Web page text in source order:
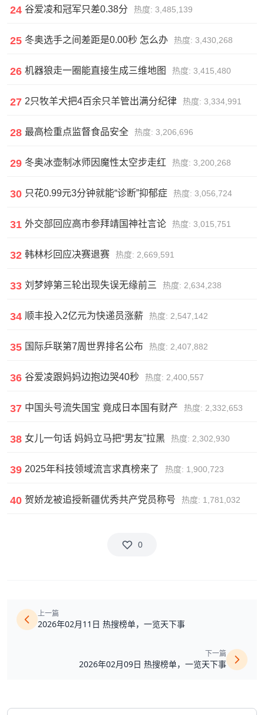
24 谷爱凌和冠军只差0.38分 热度: 3,485,139
25 冬奥选手之间差距是0.00秒 怎么办 热度: 3,430,268
26 机器狼走一圈能直接生成三维地图 热度: 3,415,480
27 2只牧羊犬把4百余只羊管出满分纪律 热度: 3,334,991
28 最高检重点监督食品安全 热度: 3,206,696
29 冬奥冰壶制冰师因魔性太空步走红 热度: 3,200,268
30 只花0.99元3分钟就能“诊断”抑郁症 热度: 3,056,724
31 外交部回应高市参拜靖国神社言论 热度: 3,015,751
32 韩林杉回应决赛退赛 热度: 2,669,591
33 刘梦婷第三轮出现失误无缘前三 热度: 2,634,238
34 顺丰投入2亿元为快递员涨薪 热度: 2,547,142
35 国际乒联第7周世界排名公布 热度: 2,407,882
36 谷爱凌跟妈妈边抱边哭40秒 热度: 2,400,557
37 中国头号流失国宝 竟成日本国有财产 热度: 2,332,653
38 女儿一句话 妈妈立马把“男友”拉黑 热度: 2,302,930
39 2025年科技领域流言求真榜来了 热度: 1,900,723
40 贺娇龙被追授新疆优秀共产党员称号 热度: 1,781,032
0
上一篇
2026年02月11日 热搜榜单，一览天下事
下一篇
2026年02月09日 热搜榜单，一览天下事